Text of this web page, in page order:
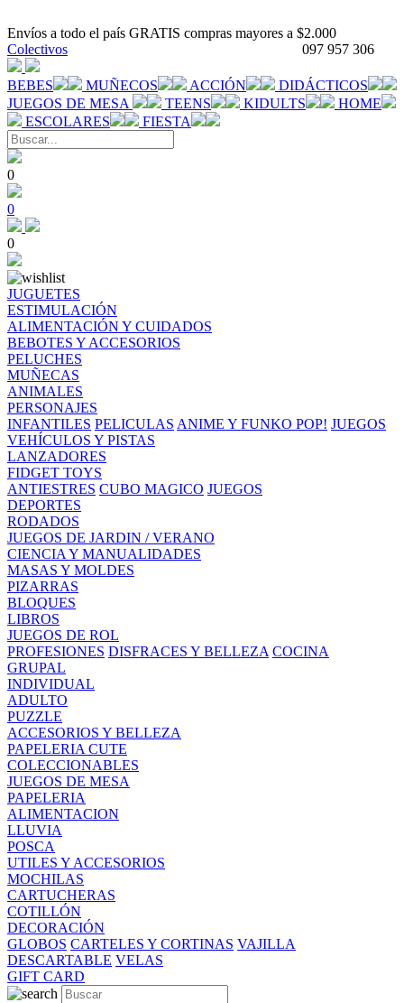
Envíos a todo el país GRATIS compras mayores a $2.000
097 957 306
Colectivos
BEBES MUÑECOS ACCIÓN
DIDÁCTICOS
JUEGOS DE MESA
TEENS KIDULTS
HOME
ESCOLARES
FIESTA
0
0
0
JUGUETES
ESTIMULACIÓN
ALIMENTACIÓN Y CUIDADOS
BEBOTES Y ACCESORIOS
PELUCHES
MUÑECAS
ANIMALES
PERSONAJES
INFANTILES PELICULAS ANIME Y FUNKO POP! JUEGOS
VEHÍCULOS Y PISTAS
LANZADORES
FIDGET TOYS
ANTIESTRES CUBO MAGICO JUEGOS
DEPORTES
RODADOS
JUEGOS DE JARDIN / VERANO
CIENCIA Y MANUALIDADES
MASAS Y MOLDES
PIZARRAS
BLOQUES
LIBROS
JUEGOS DE ROL
PROFESIONES DISFRACES Y BELLEZA COCINA
GRUPAL
INDIVIDUAL
ADULTO
PUZZLE
ACCESORIOS Y BELLEZA
PAPELERIA CUTE
COLECCIONABLES
JUEGOS DE MESA
PAPELERIA
ALIMENTACION
LLUVIA
POSCA
UTILES Y ACCESORIOS
MOCHILAS
CARTUCHERAS
COTILLÓN
DECORACIÓN
GLOBOS CARTELES Y CORTINAS VAJILLA
DESCARTABLE VELAS
GIFT CARD